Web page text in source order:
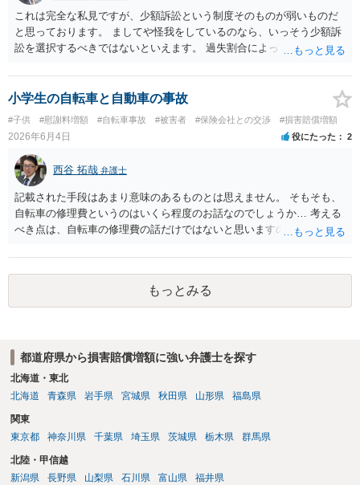
これは完全な私見ですが、少額訴訟という制度そのものが弱いものだ
と思っております。 ましてや怪我をしているのなら、いっそう少額訴
訟を選択するべきではないといえます。 過失割合によって請求金額が
た方が良いでしょう。
小学生の自転車と自動車の事故
#子供 #慰謝料増額 #自転車事故 #被害者 #保険会社との交渉 #損害賠償増額
2026年6月4日 役にたった 2
西谷 拓哉 弁護士
記載された手段はあまり意味のあるものとは思えません。 そもそも、
自転車の修理費というのはいくら程度のお話なのでしょうか… 考える
べき点は、自転車の修理費の話だけではないと思いますので、 一度、
もっとみる
都道府県から損害賠償増額に強い弁護士を探す
北海道・東北
北海道
青森県 岩手県 宮城県 秋田県 山形県 福島県
関東
東京都
神奈川県 千葉県 埼玉県 茨城県 栃木県 群馬県
北陸・甲信越
新潟県
長野県 山梨県 石川県 富山県 福井県